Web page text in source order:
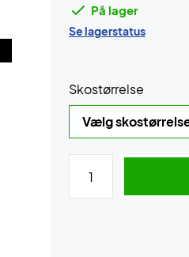
På lager
Se lagerstatus
Skostørrelse